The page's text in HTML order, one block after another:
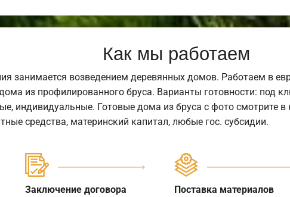
Как мы работаем
занимается возведением деревянных домов. Работаем в
из профилированного бруса. Варианты готовности: под
индивидуальные. Готовые дома из бруса с фото смотрите в
средства, материнский капитал, любые гос. субсидии.
Заключение договора Поставка материалов